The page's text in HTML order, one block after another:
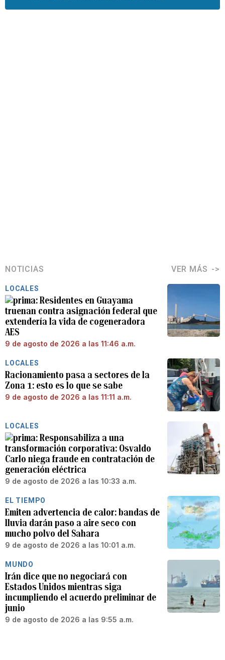
NOTICIAS VER MÁS
LOCALES
Residentes en Guayama
truenan contra asignación federal que
extendería la vida de cogeneradora
AES
9 de agosto de 2026 a las 11:46 a.m.
LOCALES
Racionamiento pasa a sectores de la
Zona 1: esto es lo que se sabe
9 de agosto de 2026 a las 11:11 a.m.
LOCALES
Responsabiliza a una
transformación corporativa: Osvaldo
Carlo niega fraude en contratación de
generación eléctrica
9 de agosto de 2026 a las 10:33 a.m.
EL TIEMPO
Emiten advertencia de calor: bandas de
lluvia darán paso a aire seco con
mucho polvo del Sahara
9 de agosto de 2026 a las 10:01 a.m.
MUNDO
Irán dice que no negociará con
Estados Unidos mientras siga
incumpliendo el acuerdo preliminar de
junio
9 de agosto de 2026 a las 9:55 a.m.